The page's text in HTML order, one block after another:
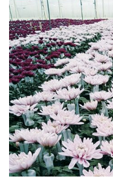
de
crisantemo
sin
raíz
podrán
ser
exportados
a
República
Dominicana